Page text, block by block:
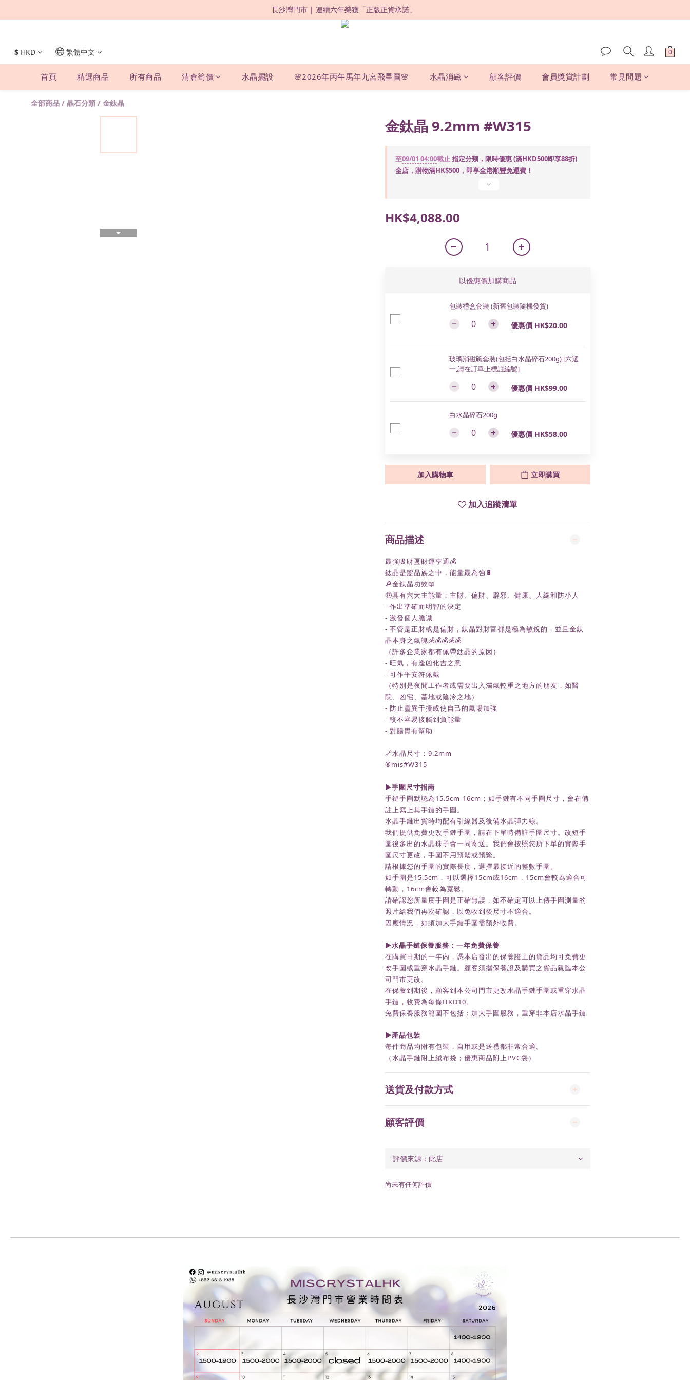
限時優惠：購買滿 HKD500，即享 88 折 !
長沙灣門市 | 連續六年榮獲「正版正貨承諾」
限時優惠：購買滿 HKD500，即享 88 折 !
$ HKD 繁體中文
首頁 精選商品 所有商品 清倉筍價 水晶擺設 🌸2026年丙午馬年九宮飛星圖🌸 水晶消磁 顧客評價 會員獎賞計劃 常見問題
全部商品 / 晶石分類 / 金鈦晶
金鈦晶 9.2mm #W315
至09/01 04:00截止指定分類，限時優惠 (滿HKD500即享88折)
全店，購物滿HK$500，即享全港順豐免運費！
HK$4,088.00
以優惠價加購商品
包裝禮盒套裝 (新舊包裝隨機發貨)
優惠價 HK$20.00
玻璃消磁碗套裝(包括白水晶碎石200g) [六選
一,請在訂單上標註編號]
優惠價 HK$99.00
白水晶碎石200g
優惠價 HK$58.00
加入購物車 立即購買
加入追蹤清單
商品描述
最強吸財🈵財運亨通💰
鈦晶是髮晶族之中，能量最為強🔋
🔎金鈦晶功效📖
🤑具有六大主能量：主財、偏財、辟邪、健康、人緣和防小人
- 作出準確而明智的決定
- 激發個人膽識
- 不管是正財或是偏財，鈦晶對財富都是極為敏銳的，並且金鈦
晶本身之氣魄💰💰💰💰💰
（許多企業家都有佩帶鈦晶的原因）
- 旺氣，有逢凶化吉之意
- 可作平安符佩戴
（特別是夜間工作者或需要出入濁氣較重之地方的朋友，如醫
院、凶宅、墓地或陰冷之地）
- 防止靈異干擾或使自己的氣場加強
- 較不容易接觸到負能量
- 對腸胃有幫助
🔗水晶尺寸：9.2mm
®️mis#W315
►手圍尺寸指南
手鏈手圍默認為15.5cm-16cm ；如手鏈有不同手圍尺寸，會在備
註上寫上其手鏈的手圍。
水晶手鏈出貨時均配有引線器及後備水晶彈力線。
我們提供免費更改手鏈手圍，請在下單時備註手圍尺寸。改短手
圍後多出的水晶珠子會一同寄送。我們會按照您所下單的實際手
圍尺寸更改，手圍不用預鬆或預緊。
請根據您的手圍的實際長度，選擇最接近的整數手圍。
如手圍是15.5cm，可以選擇15cm或16cm，15cm會較為適合可
轉動，16cm會較為寬鬆。
請確認您所量度手圍是正確無誤，如不確定可以上傳手圍測量的
照片給我們再次確認，以免收到後尺寸不適合。
因應情況，如須加大手鏈手圍需額外收費。
►水晶手鏈保養服務：一年免費保養
在購買日期的一年內， 憑本店發出的保養證上的貨品均可免費更
改手圍或重穿水晶手鏈。顧客須攜保養證及購買之貨品親臨本公
司門市更改。
在保養到期後， 顧客到本公司門市更改水晶手鏈手圍或重穿水晶
手鏈，收費為每條HKD10。
免費保養服務範圍不包括：加大手圍服務，重穿非本店水晶手鏈
►產品包裝
每件商品均附有包裝，自用或是送禮都非常合適。
（水晶手鏈附上絨布袋；優惠商品附上PVC袋）
送貨及付款方式
顧客評價
尚未有任何評價